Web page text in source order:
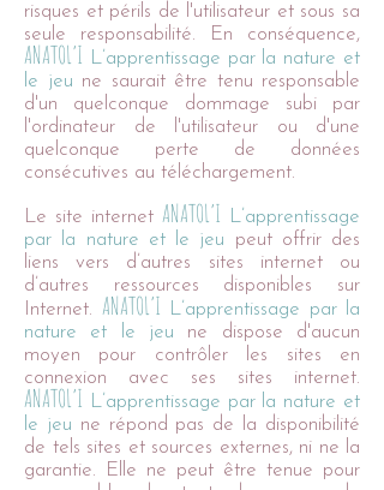
risques et périls de l'utilisateur et sous sa
seule responsabilité. En conséquence,
ANATOL’I L’apprentissage par la nature et
le jeu ne saurait être tenu responsable
d'un quelconque dommage subi par
l'ordinateur de l'utilisateur ou d'une
quelconque perte de données
consécutives au téléchargement.
Le site internet ANATOL’I L’apprentissage
par la nature et le jeu peut offrir des
liens vers d’autres sites internet ou
d’autres ressources disponibles sur
Internet. ANATOL’I L’apprentissage par la
nature et le jeu ne dispose d'aucun
moyen pour contrôler les sites en
connexion avec ses sites internet.
ANATOL’I L’apprentissage par la nature et
le jeu ne répond pas de la disponibilité
de tels sites et sources externes, ni ne la
garantie. Elle ne peut être tenue pour